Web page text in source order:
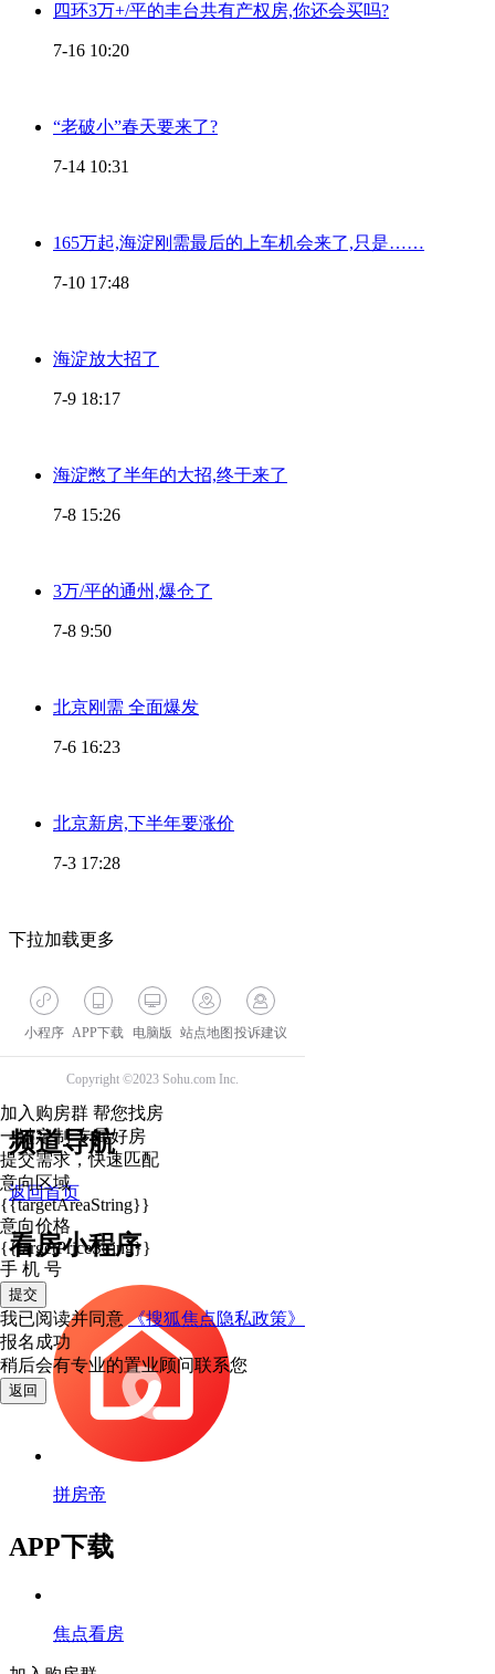
四环3万+/平的丰台共有产权房,你还会买吗?
7-16 10:20
“老破小”春天要来了?
7-14 10:31
165万起,海淀刚需最后的上车机会来了,只是……
7-10 17:48
海淀放大招了
7-9 18:17
海淀憋了半年的大招,终于来了
7-8 15:26
3万/平的通州,爆仓了
7-8 9:50
北京刚需 全面爆发
7-6 16:23
北京新房,下半年要涨价
7-3 17:28
下拉加载更多
小程序 APP下载 电脑版 站点地图 投诉建议
Copyright ©2023 Sohu.com Inc.
加入购房群 帮您找房
一键定制 专属好房
提交需求，快速匹配
意向区域
{{targetAreaString}}
意向价格
{{targetPriceString}}
手 机 号
提交
我已阅读并同意 《搜狐焦点隐私政策》
报名成功
稍后会有专业的置业顾问联系您
返回
频道导航
返回首页
看房小程序
拼房帝
APP下载
焦点看房